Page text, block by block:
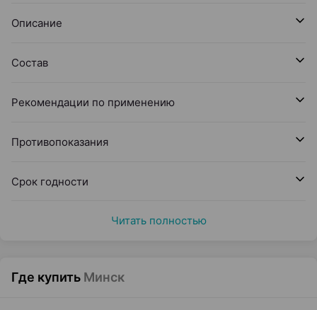
Описание
Состав
Рекомендации по применению
Противопоказания
Срок годности
Читать полностью
Где купить Минск